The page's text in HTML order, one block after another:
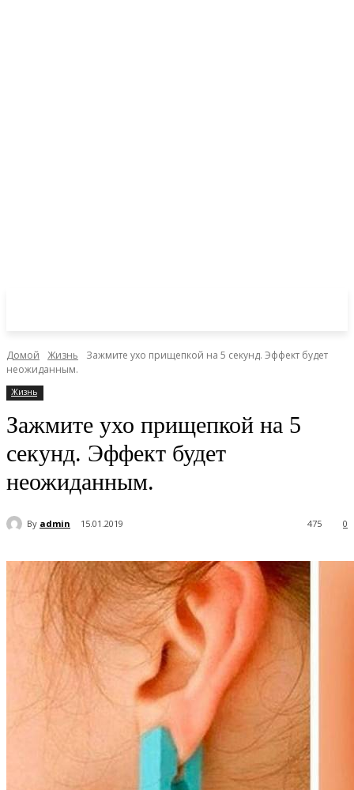
Домой Жизнь
Зажмите ухо прищепкой на 5 секунд. Эффект будет
неожиданным.
Жизнь
Зажмите ухо прищепкой на 5
секунд. Эффект будет
неожиданным.
By admin 15.01.2019 0
475